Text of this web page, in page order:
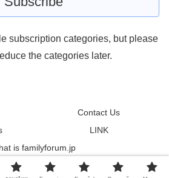
subscription categories, but please
the categories later.
Contact Us
LINK
is familyforum.jp
© 2011 familyforum.